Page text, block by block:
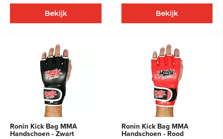
Bekijk Bekijk
Ronin Kick Bag MMA
Handschoen - Zwart
Ronin Kick Bag MMA
Handschoen - Rood